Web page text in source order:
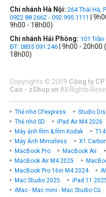
Chi nhánh Hà Nội: 264 Thái Hà,
0922 88 2662 - 092.995.1111
|
9h00 - 18h00)
Chi nhánh Hải Phòng: 101 Trần
ĐT: 0835 091 246 | 9h00 - 20h00
18h00)
Copyrights © 2009 Công ty
Cao - zShop.vn All Rights
Thẻ nhớ CFexpress Studio
Thẻ nhớ SD
iPad Air M4 2026
Máy ảnh film & film Kodak
Máy Ảnh Mirrorless
X1
MacBook Pro
MacBook Air
MacBook Air M4 2025
MacBook Pro 16in M4 2024
Mac Studio 2025
iPad 11
iMac - Mac mini - Mac Studio Cũ